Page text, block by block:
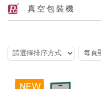
真空包裝機